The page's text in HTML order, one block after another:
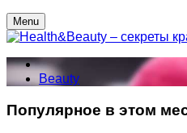
Menu
Beauty
Популярное в этом